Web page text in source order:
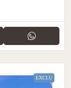
EXCLU